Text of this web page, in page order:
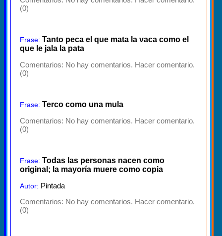
(0)
Frase: Tanto peca el que mata la vaca como el
que le jala la pata
Comentarios: No hay comentarios. Hacer comentario.
(0)
Frase: Terco como una mula
Comentarios: No hay comentarios. Hacer comentario.
(0)
Frase: Todas las personas nacen como
original; la mayoría muere como copia
Autor: Pintada
Comentarios: No hay comentarios. Hacer comentario.
(0)